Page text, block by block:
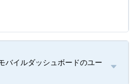
バイルダッシュボードのユー